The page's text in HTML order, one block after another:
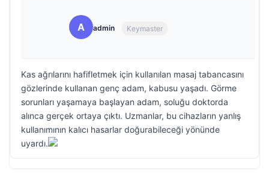
A admin Keymaster
Kas ağrılarını hafifletmek için kullanılan masaj tabancasını
gözlerinde kullanan genç adam, kabusu yaşadı. Görme
sorunları yaşamaya başlayan adam, soluğu doktorda
alınca gerçek ortaya çıktı. Uzmanlar, bu cihazların yanlış
kullanımının kalıcı hasarlar doğurabileceği yönünde
uyardı.